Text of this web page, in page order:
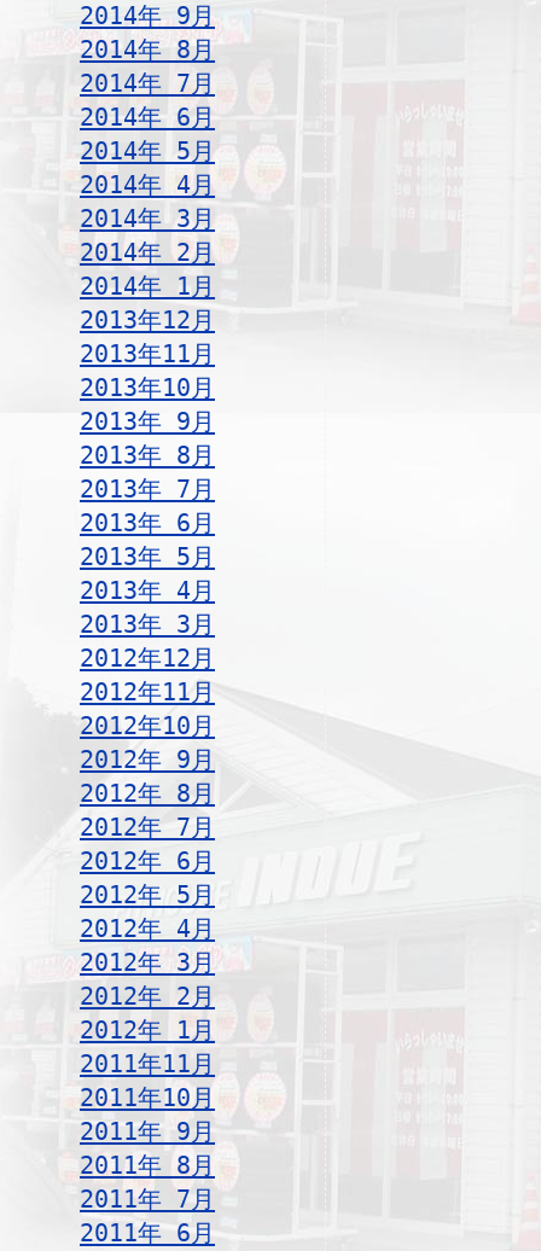
2014年 9月
2014年 8月
2014年 7月
2014年 6月
2014年 5月
2014年 4月
2014年 3月
2014年 2月
2014年 1月
2013年12月
2013年11月
2013年10月
2013年 9月
2013年 8月
2013年 7月
2013年 6月
2013年 5月
2013年 4月
2013年 3月
2012年12月
2012年11月
2012年10月
2012年 9月
2012年 8月
2012年 7月
2012年 6月
2012年 5月
2012年 4月
2012年 3月
2012年 2月
2012年 1月
2011年11月
2011年10月
2011年 9月
2011年 8月
2011年 7月
2011年 6月